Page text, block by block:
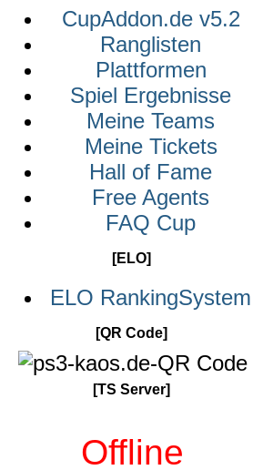
CupAddon.de v5.2
Ranglisten
Plattformen
Spiel Ergebnisse
Meine Teams
Meine Tickets
Hall of Fame
Free Agents
FAQ Cup
[ELO]
ELO RankingSystem
[QR Code]
[TS Server]
Offline